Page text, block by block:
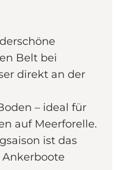
Belt bei
direkt an der
– ideal für
auf Meerforelle.
ist das